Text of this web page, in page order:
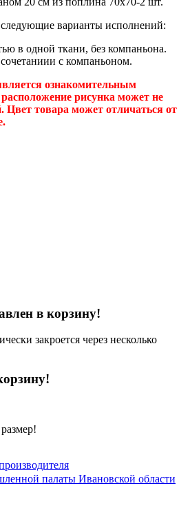
варианты исполнений:
в одной ткани, без компаньона.
с компаньоном.
ознакомительным
рисунка может не
Цвет товара может отличаться от
в корзину!
закроется через несколько
палаты Ивановской области